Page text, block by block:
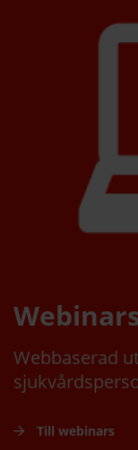
Webbaserad
Till webinars